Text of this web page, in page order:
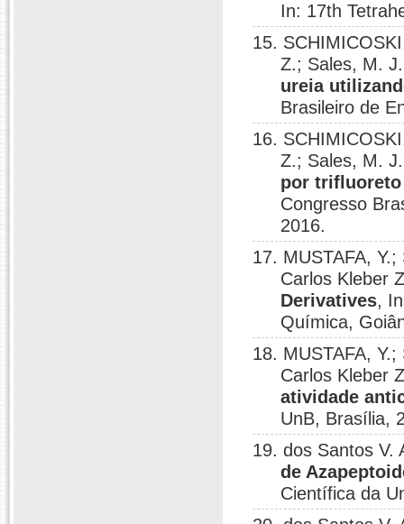
In: 17th
15.
Z.; Sales, M.
ureia
Brasileiro de
16.
Z.; Sales, M.
por trifluoreto
Congresso
2016.
17. MUSTAFA,
Carlos Kleber
Derivatives,
Química,
18. MUSTAFA,
Carlos Kleber
atividade
UnB, Brasília,
19. dos Santos V.
de
Científica da